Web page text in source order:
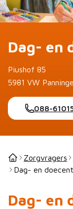
Dag- en
Piushof 85
5981 VW
088-
Zorgvragers
Dag- en
Dag- en